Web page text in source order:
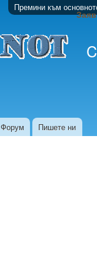
Премини към
Форум Пишете ни